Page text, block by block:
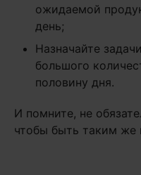
ожидаемой
день;
Назначайте
большого
половину дня.
И помните, не
чтобы быть таким же